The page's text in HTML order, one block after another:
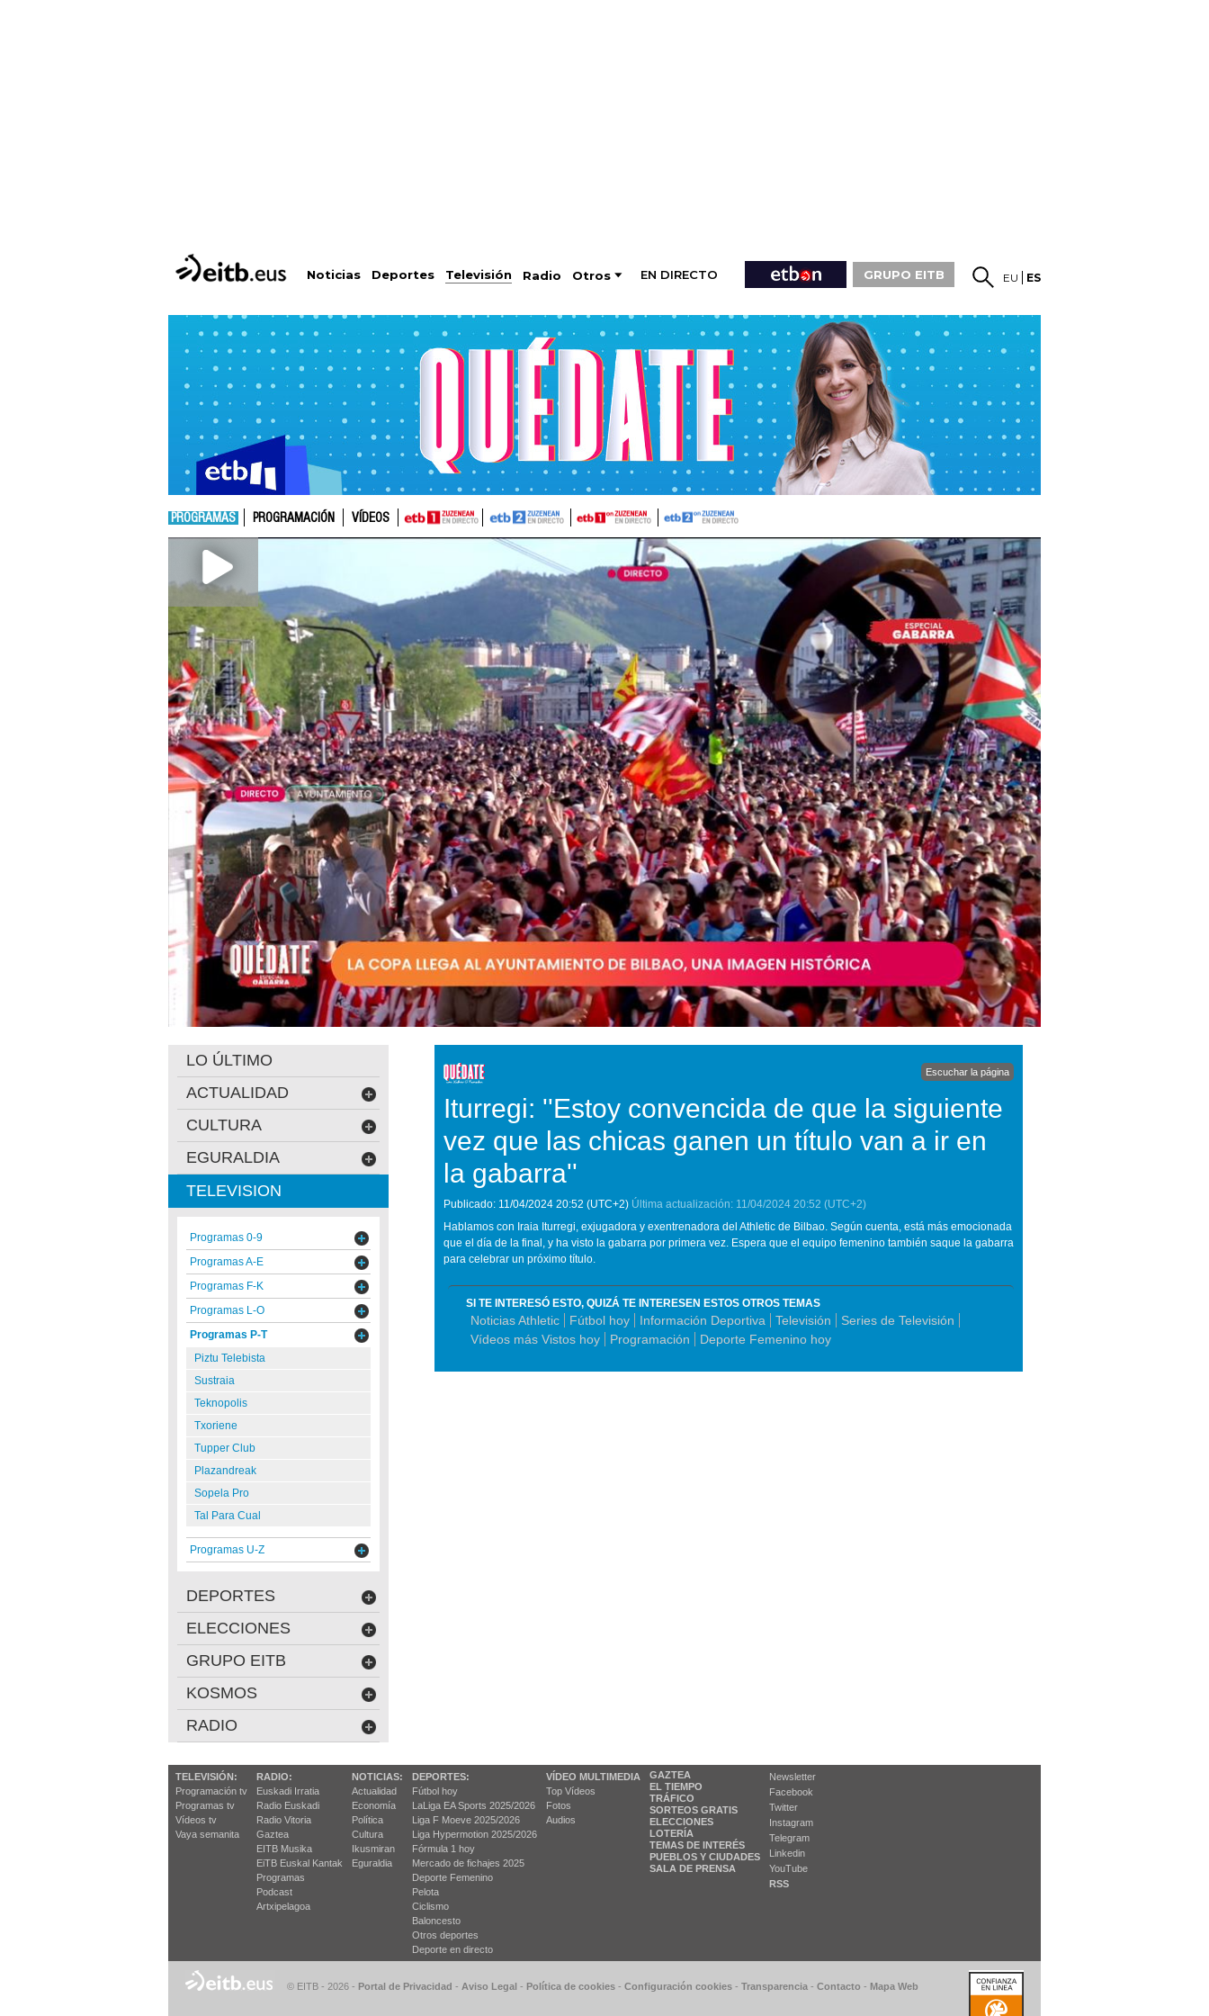
Noticias Deportes Televisión Radio Otros EN DIRECTO GRUPO EITB EU ES
PROGRAMAS PROGRAMACIÓN VÍDEOS
Escuchar la página
Iturregi: ''Estoy convencida de que la siguiente
vez que las chicas ganen un título van a ir en
la gabarra''
Publicado: 11/04/2024 20:52 (UTC+2) Última actualización: 11/04/2024 20:52 (UTC+2)
Hablamos con Iraia Iturregi, exjugadora y exentrenadora del Athletic de Bilbao. Según cuenta, está más emocionada
que el día de la final, y ha visto la gabarra por primera vez. Espera que el equipo femenino también saque la gabarra
para celebrar un próximo título.
SI TE INTERESÓ ESTO, QUIZÁ TE INTERESEN ESTOS OTROS TEMAS
Noticias Athletic Fútbol hoy Información Deportiva Televisión
Series de Televisión
Vídeos más Vistos hoy
Programación Deporte Femenino hoy
LO ÚLTIMO
ACTUALIDAD
CULTURA
EGURALDIA
TELEVISION
Programas 0-9
Programas A-E
Programas F-K
Programas L-O
Programas P-T
Piztu Telebista
Sustraia
Teknopolis
Txoriene
Tupper Club
Plazandreak
Sopela Pro
Tal Para Cual
Programas U-Z
DEPORTES
ELECCIONES
GRUPO EITB
KOSMOS
RADIO
TELEVISIÓN:
Programación tv
Programas tv
Vídeos tv
Vaya semanita
RADIO:
Euskadi Irratia
Radio Euskadi
Radio Vitoria
Gaztea
EITB Musika
EiTB Euskal Kantak
Programas
Podcast
Artxipelagoa
NOTICIAS:
Actualidad
Economía
Política
Cultura
Ikusmiran
Eguraldia
DEPORTES:
Fútbol hoy
LaLiga EA Sports 2025/2026
Liga F Moeve 2025/2026
Liga Hypermotion 2025/2026
Fórmula 1 hoy
Mercado de fichajes 2025
Deporte Femenino
Pelota
Ciclismo
Baloncesto
Otros deportes
Deporte en directo
VÍDEO MULTIMEDIA
Top Vídeos
Fotos
Audios
GAZTEA
EL TIEMPO
TRÁFICO
SORTEOS GRATIS
ELECCIONES
LOTERÍA
TEMAS DE INTERÉS
PUEBLOS Y CIUDADES
SALA DE PRENSA
Newsletter
Facebook
Twitter
Instagram
Telegram
Linkedin
YouTube
RSS
© EITB - 2026 - Portal de Privacidad - Aviso Legal - Política de cookies - Configuración cookies - Transparencia - Contacto - Mapa Web